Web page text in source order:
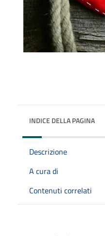
INDICE DELLA PAGINA
Descrizione
A cura di
Contenuti correlati